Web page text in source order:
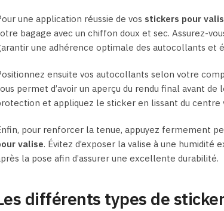
une application réussie de vos stickers pour
bagage avec un chiffon doux et sec. Assurez-
une adhérence optimale des autocollants et
ensuite vos autocollants selon votre
permet d’avoir un aperçu du rendu final avant
et appliquez le sticker en lissant du centre
pour renforcer la tenue, appuyez fermement
valise. Évitez d’exposer la valise à une
la pose afin d’assurer une excellente durabilité.
différents types de